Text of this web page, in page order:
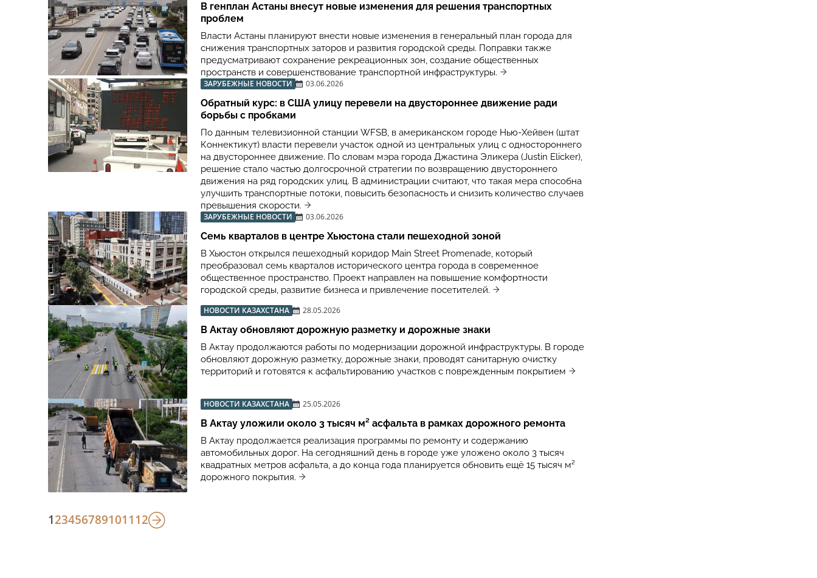
В генплан Астаны внесут новые изменения для решения транспортных
проблем
Власти Астаны планируют внести новые изменения в генеральный план города для
снижения транспортных заторов и развития городской среды. Поправки также
предусматривают сохранение рекреационных зон, создание общественных
пространств и совершенствование транспортной инфраструктуры.
ЗАРУБЕЖНЫЕ НОВОСТИ 03.06.2026
Обратный курс: в США улицу перевели на двустороннее движение ради
борьбы с пробками
По данным телевизионной станции WFSB, в американском городе Нью-Хейвен (штат
Коннектикут) власти перевели участок одной из центральных улиц с одностороннего
на двустороннее движение. По словам мэра города Джастина Эликера (Justin Elicker),
решение стало частью долгосрочной стратегии по возвращению двустороннего
движения на ряд городских улиц. В администрации считают, что такая мера способна
улучшить транспортные потоки, повысить безопасность и снизить количество случаев
превышения скорости.
ЗАРУБЕЖНЫЕ НОВОСТИ 03.06.2026
Семь кварталов в центре Хьюстона стали пешеходной зоной
В Хьюстон открылся пешеходный коридор Main Street Promenade, который
преобразовал семь кварталов исторического центра города в современное
общественное пространство. Проект направлен на повышение комфортности
городской среды, развитие бизнеса и привлечение посетителей.
НОВОСТИ КАЗАХСТАНА 28.05.2026
В Актау обновляют дорожную разметку и дорожные знаки
В Актау продолжаются работы по модернизации дорожной инфраструктуры. В городе
обновляют дорожную разметку, дорожные знаки, проводят санитарную очистку
территорий и готовятся к асфальтированию участков с поврежденным покрытием
НОВОСТИ КАЗАХСТАНА 25.05.2026
В Актау уложили около 3 тысяч м² асфальта в рамках дорожного ремонта
В Актау продолжается реализация программы по ремонту и содержанию
автомобильных дорог. На сегодняшний день в городе уже уложено около 3 тысяч
квадратных метров асфальта, а до конца года планируется обновить ещё 15 тысяч м²
дорожного покрытия.
123456789101112